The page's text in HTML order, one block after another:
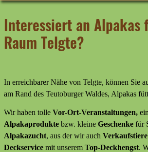
Interessiert an
Raum Telgte?
In erreichbarer Nähe von Telgte, können Sie
am Rand des Teutoburger Waldes, Alpakas
Wir haben tolle Vor-Ort-Veranstaltungen,
Alpakaprodukte bzw. kleine Geschenke für
Alpakazucht, aus der wir auch Verkaufstiere
Deckservice mit unserem Top-Deckhengst.